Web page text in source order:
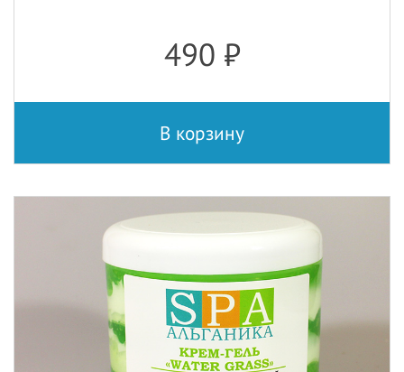
490 ₽
В корзину